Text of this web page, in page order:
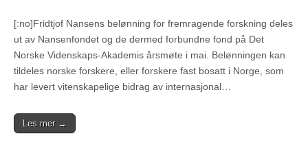
[:no]Fridtjof Nansens belønning for fremragende forskning deles
ut av Nansenfondet og de dermed forbundne fond på Det
Norske Videnskaps-Akademis årsmøte i mai. Belønningen kan
tildeles norske forskere, eller forskere fast bosatt i Norge, som
har levert vitenskapelige bidrag av internasjonal…
Les mer →